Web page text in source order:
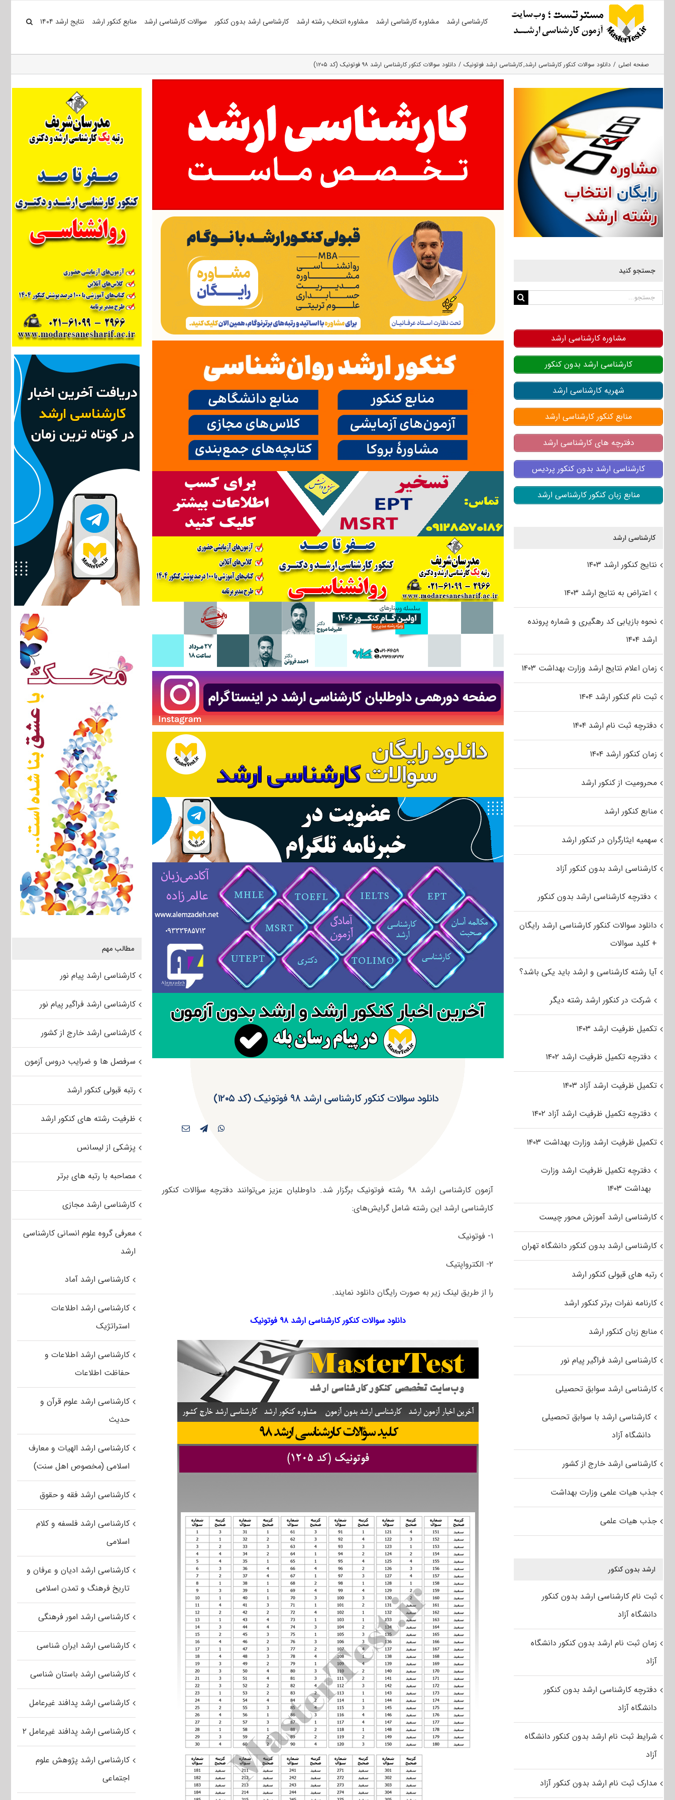
کارشناسی ارشد مشاوره کارشناسی ارشد مشاوره انتخاب رشته ارشد کارشناسی ارشد بدون کنکور سوالات کارشناسی ارشد منابع کنکور ارشد نتایج ارشد ۱۴۰۴
صفحه اصلی دانلود سوالات کنکور کارشناسی ارشد کارشناسی ارشد فوتونیک دانلود سوالات کنکور کارشناسی ارشد ۹۸ فوتونیک (کد ۱۲۰۵)
دانلود سوالات کنکور کارشناسی ارشد ۹۸ فوتونیک (کد ۱۲۰۵)
آزمون کارشناسی ارشد ۹۸ رشته فوتونیک برگزار شد. داوطلبان عزیز می‌توانند دفترچه سؤالات کنکور
کارشناسی ارشد این رشته شامل گرایش‌های:
۱- فوتونیک
۲- الکترواپتیک
را از طریق لینک‌ زیر به صورت رایگان دانلود نمایند.
دانلود سوالات کنکور کارشناسی ارشد ۹۸ فوتونیک
مطالب مهم
کارشناسی ارشد پیام نور
کارشناسی ارشد فراگیر پیام نور
کارشناسی ارشد خارج از کشور
سرفصل ها و ضرایب دروس آزمون
رتبه قبولی کنکور ارشد
ظرفیت رشته های کنکور ارشد
پزشکی از لیسانس
مصاحبه با رتبه های برتر
کارشناسی ارشد مجازی
معرفی گروه علوم انسانی کارشناسی
ارشد
کارشناسی ارشد آماد
کارشناسی ارشد اطلاعات
استراتژیک
کارشناسی ارشد اطلاعات و
حفاظت اطلاعات
کارشناسی ارشد علوم قرآن و
حدیث
کارشناسی ارشد الهیات و معارف
اسلامی (مخصوص اهل سنت)
کارشناسی ارشد فقه و حقوق
کارشناسی ارشد فلسفه و کلام
اسلامی
کارشناسی ارشد ادیان و عرفان و
تاریخ فرهنگ و تمدن اسلامی
کارشناسی ارشد امور فرهنگی
کارشناسی ارشد ایران شناسی
کارشناسی ارشد باستان شناسی
کارشناسی ارشد پدافند غیرعامل
کارشناسی ارشد پدافند غیرعامل ۲
کارشناسی ارشد پژوهش علوم
اجتماعی
جستجو کنید
جستجو
مشاوره کارشناسی ارشد
کارشناسی ارشد بدون کنکور
شهریه کارشناسی ارشد
منابع کنکور کارشناسی ارشد
دفترچه های کارشناسی ارشد
کارشناسی ارشد بدون کنکور پردیس
منابع زبان کنکور کارشناسی ارشد
کارشناسی ارشد
نتایج کنکور ارشد ۱۴۰۳
اعتراض به نتایج ارشد ۱۴۰۳
نحوه بازیابی کد رهگیری و شماره پرونده
ارشد ۱۴۰۴
زمان اعلام نتایج ارشد وزارت بهداشت ۱۴۰۳
ثبت نام کنکور ارشد ۱۴۰۴
دفترچه ثبت نام ارشد ۱۴۰۴
زمان کنکور ارشد ۱۴۰۴
محرومیت از کنکور ارشد
منابع کنکور ارشد
سهمیه ایثارگران در کنکور ارشد
کارشناسی ارشد بدون کنکور آزاد
دفترچه کارشناسی ارشد بدون کنکور
دانلود سوالات کنکور کارشناسی ارشد رایگان
+ کلید سوالات
آیا رشته کارشناسی و ارشد باید یکی باشد؟
شرکت در کنکور ارشد رشته دیگر
تکمیل ظرفیت ارشد ۱۴۰۳
دفترچه تکمیل ظرفیت ارشد ۱۴۰۲
تکمیل ظرفیت ارشد آزاد ۱۴۰۳
دفترچه تکمیل ظرفیت ارشد آزاد ۱۴۰۲
تکمیل ظرفیت ارشد وزارت بهداشت ۱۴۰۳
دفترچه تکمیل ظرفیت ارشد وزارت
بهداشت ۱۴۰۳
کارشناسی ارشد آموزش محور چیست
کارشناسی ارشد بدون کنکور دانشگاه تهران
رتبه های قبولی کنکور ارشد
کارنامه نفرات برتر کنکور ارشد
منابع زبان کنکور ارشد
کارشناسی ارشد فراگیر پیام نور
کارشناسی ارشد سوابق تحصیلی
کارشناسی ارشد با سوابق تحصیلی
دانشگاه آزاد
کارشناسی ارشد خارج از کشور
جذب هیات علمی وزارت بهداشت
جذب هیات علمی
ارشد بدون کنکور
ثبت نام کارشناسی ارشد بدون کنکور
دانشگاه آزاد
زمان ثبت نام ارشد بدون کنکور دانشگاه
آزاد
دفترچه کارشناسی ارشد بدون کنکور
دانشگاه آزاد
شرایط ثبت نام ارشد بدون کنکور دانشگاه
آزاد
مدارک ثبت نام ارشد بدون کنکور آزاد